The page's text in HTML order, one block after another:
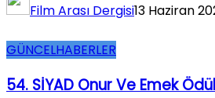
Film Arası Dergisi13 Haziran
GÜNCELHABERLER
54. SİYAD Onur Ve Emek